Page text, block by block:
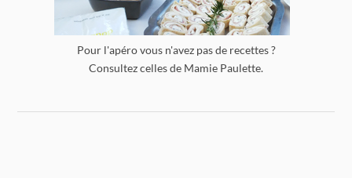
Pour l'apéro vous n'avez pas de recettes ?
Consultez celles de Mamie Paulette.